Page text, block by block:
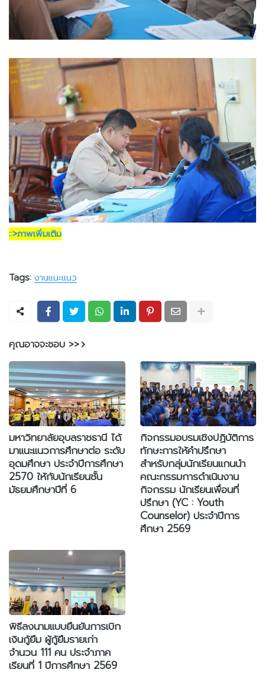
::>ภาพเพิ่มเติม
Tags: งานแนะแนว
คุณอาจจะชอบ >>
มหาวิทยาลัยอุบลราชธานี ได้
มาแนะแนวการศึกษาต่อ ระดับ
อุดมศึกษา ประจำปีการศึกษา
2570 ให้กับนักเรียนชั้น
มัธยมศึกษาปีที่ 6
กิจกรรมอบรมเชิงปฏิบัติการ
ทักษะการให้คำปรึกษา
สำหรับกลุ่มนักเรียนแกนนำ
คณะกรรมการดำเนินงาน
กิจกรรม นักเรียนเพื่อนที่
ปรึกษา (YC : Youth
Counselor) ประจำปีการ
ศึกษา 2569
พิธีลงนามแบบยืนยันการเบิก
เงินกู้ยืม ผู้กู้ยืมรายเก่า
จำนวน 111 คน ประจำภาค
เรียนที่ 1 ปีการศึกษา 2569